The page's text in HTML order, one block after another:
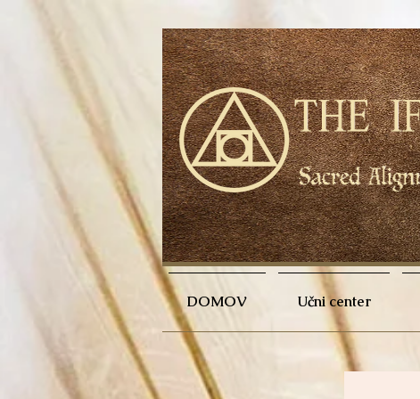
DOMOV Učni center